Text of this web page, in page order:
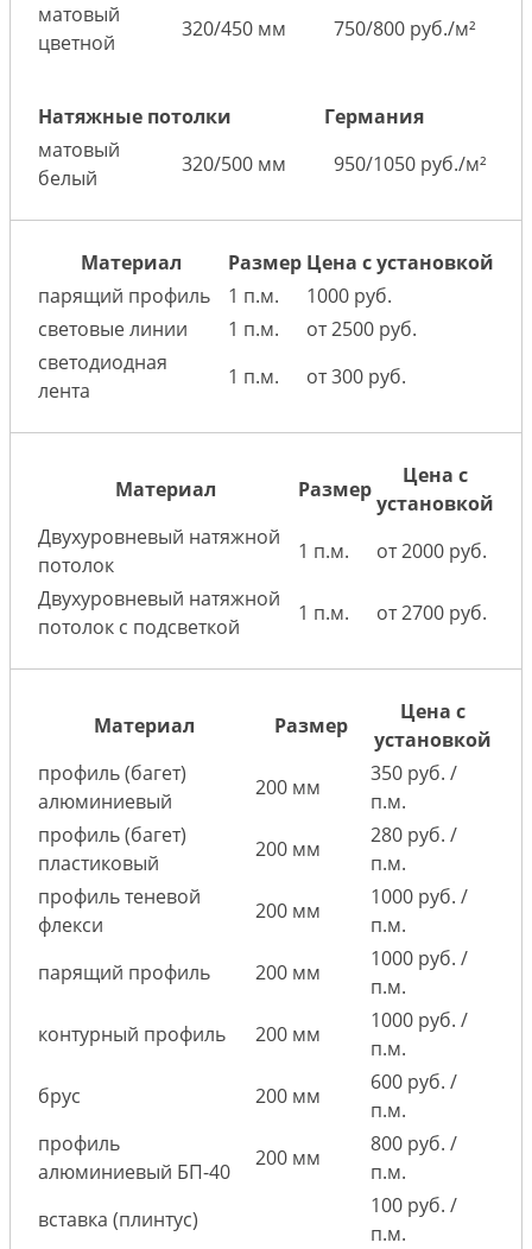
матовый
цветной
320/450 мм 750/800 руб./м²
Натяжные потолки
Германия
матовый
белый
320/500 мм 950/1050 руб./м²
Материал Размер Цена с установкой
парящий профиль
1 п.м.
1000 руб.
световые линии
1 п.м.
от 2500 руб.
светодиодная
лента
1 п.м. от 300 руб.
Материал Размер
Цена с
установкой
Двухуровневый натяжной
потолок
1 п.м.
от 2000 руб.
Двухуровневый натяжной
потолок с подсветкой
1 п.м. от 2700 руб.
Материал Размер
Цена с
установкой
профиль (багет)
алюминиевый
200 мм
350 руб. /
п.м.
профиль (багет)
пластиковый
200 мм
280 руб. /
п.м.
профиль теневой
флекси
200 мм
1000 руб. /
п.м.
парящий профиль
200 мм
1000 руб. /
п.м.
контурный профиль
200 мм
1000 руб. /
п.м.
брус
200 мм
600 руб. /
п.м.
профиль
алюминиевый БП-40
200 мм
800 руб. /
п.м.
вставка (плинтус)
100 руб. /
п.м.